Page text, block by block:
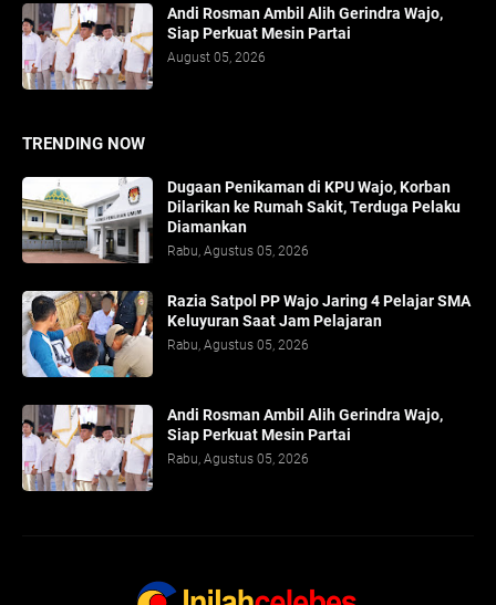
Andi Rosman Ambil Alih Gerindra Wajo,
Siap Perkuat Mesin Partai
August 05, 2026
TRENDING NOW
Dugaan Penikaman di KPU Wajo, Korban
Dilarikan ke Rumah Sakit, Terduga Pelaku
Diamankan
Rabu, Agustus 05, 2026
Razia Satpol PP Wajo Jaring 4 Pelajar SMA
Keluyuran Saat Jam Pelajaran
Rabu, Agustus 05, 2026
Andi Rosman Ambil Alih Gerindra Wajo,
Siap Perkuat Mesin Partai
Rabu, Agustus 05, 2026